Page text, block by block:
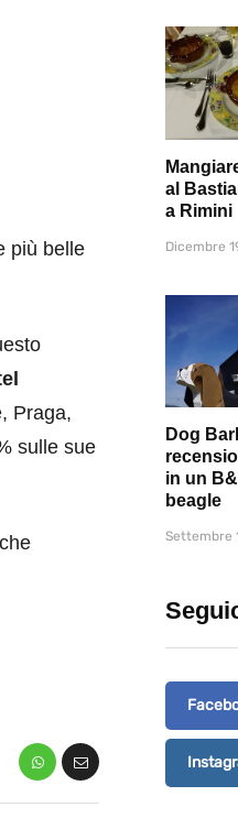
più belle
Praga,
sulle sue
al
a Rimini
Dicembre
Dog
in un
beagle
Settembre